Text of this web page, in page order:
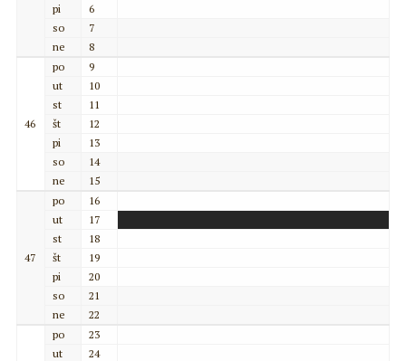
pi
6
so
7
ne
8
46
po
9
ut
10
st
11
št
12
pi
13
so
14
ne
15
47
po
16
ut
17
st
18
št
19
pi
20
so
21
ne
22
po
23
ut
24